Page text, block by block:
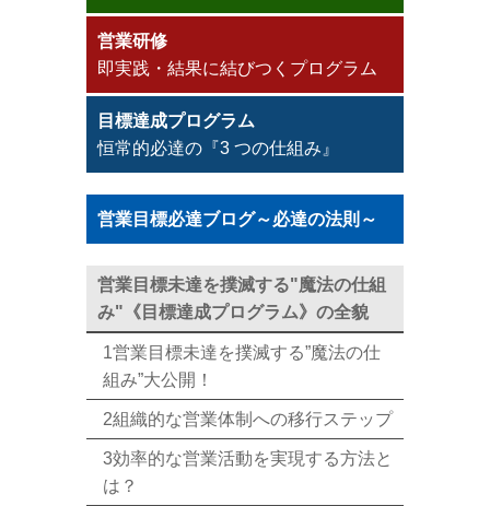
営業研修
即実践・結果に結びつくプログラム
目標達成プログラム
恒常的必達の『3 つの仕組み』
営業目標必達ブログ～必達の法則～
営業目標未達を撲滅する"魔法の仕組
み"《目標達成プログラム》の全貌
1営業目標未達を撲滅する”魔法の仕
組み”大公開！
2組織的な営業体制への移行ステップ
3効率的な営業活動を実現する方法と
は？